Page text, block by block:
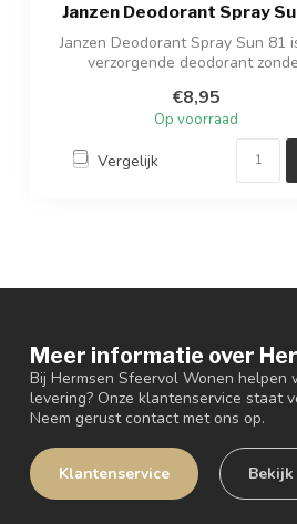
Janzen Deodorant Spray
Janzen Deodorant Spray Sun 81
verzorgende deodorant
€8,95
Op voorraad
Vergelijk
Meer informatie over
Bij Hermsen Sfeervol Wonen
levering? Onze klantenservice staat
Neem gerust contact met ons op.
Klantenservice